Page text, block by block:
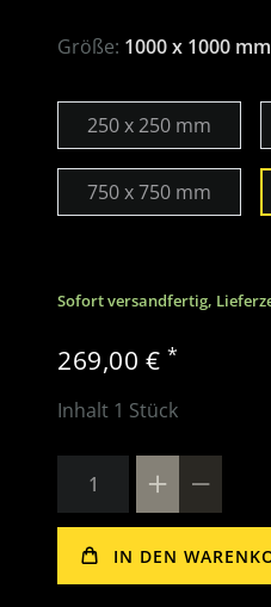
Größe: 1000 x 1000 mm
250 x 250 mm
750 x 750 mm
Sofort versandfertig,
269,00 € *
Inhalt 1 Stück
IN DEN